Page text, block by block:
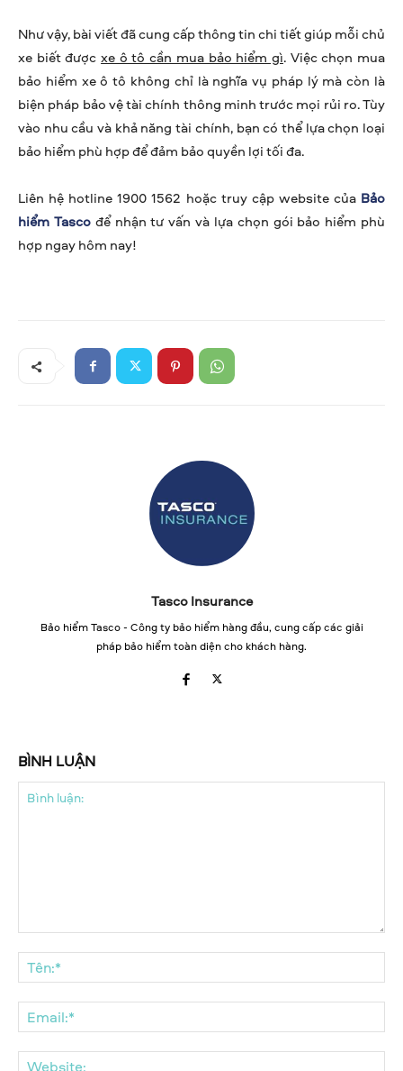
Như vậy, bài viết đã cung cấp thông tin chi tiết giúp mỗi chủ
xe biết đượcxe ô tô cần mua bảo hiểm gì. Việc chọn mua
bảo hiểm xe ô tô không chỉ là nghĩa vụ pháp lý mà còn là
biện pháp bảo vệ tài chính thông minh trước mọi rủi ro. Tùy
vào nhu cầu và khả năng tài chính, bạn có thể lựa chọn loại
bảo hiểm phù hợp để đảm bảo quyền lợi tối đa.
Liên hệ hotline 1900 1562 hoặc truy cập website của Bảo
hiểm Tascođể nhận tư vấn và lựa chọn gói bảo hiểm phù
hợp ngay hôm nay!
Tasco Insurance
Bảo hiểm Tasco - Công ty bảo hiểm hàng đầu, cung cấp các giải
pháp bảo hiểm toàn diện cho khách hàng.
BÌNH LUẬN
luận: